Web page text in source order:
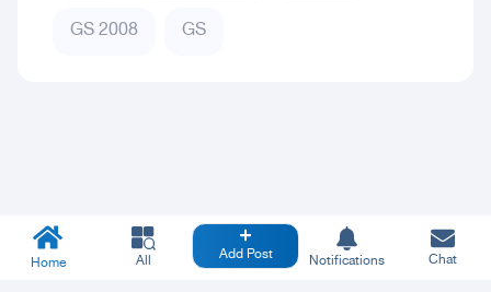
GS 2008 GS
Home All Add Post Notifications Chat